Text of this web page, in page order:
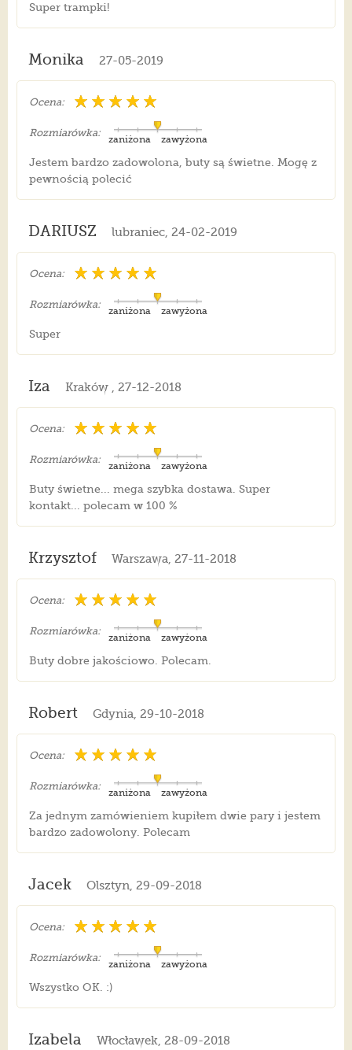
Super trampki!
Monika 27-05-2019
Ocena:
Rozmiarówka:
zawyżona
zaniżona
Jestem bardzo zadowolona, buty są świetne. Mogę z
pewnością polecić
DARIUSZ lubraniec, 24-02-2019
Ocena:
Rozmiarówka:
zawyżona
zaniżona
Super
Iza Kraków , 27-12-2018
Ocena:
Rozmiarówka:
zawyżona
zaniżona
Buty świetne... mega szybka dostawa. Super
kontakt... polecam w 100 %
Krzysztof Warszawa, 27-11-2018
Ocena:
Rozmiarówka:
zawyżona
zaniżona
Buty dobre jakościowo. Polecam.
Robert Gdynia, 29-10-2018
Ocena:
Rozmiarówka:
zawyżona
zaniżona
Za jednym zamówieniem kupiłem dwie pary i jestem
bardzo zadowolony. Polecam
Jacek Olsztyn, 29-09-2018
Ocena:
Rozmiarówka:
zawyżona
zaniżona
Wszystko OK. :)
Izabela Włocławek, 28-09-2018